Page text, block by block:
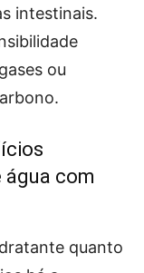
intestinais.
ou
com
quanto